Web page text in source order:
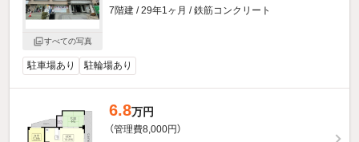
すべての写真
7階建 / 29年1ヶ月 / 鉄筋コンクリート
駐車場あり 駐輪場あり
6.8万円
（管理費8,000円）